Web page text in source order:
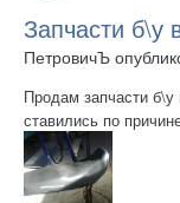
Запчасти б\у
ПетровичЪ
Продам запчасти
ставились по
состоянии
мягче чем у рейсера,
2000р - РЕЗЕРВ